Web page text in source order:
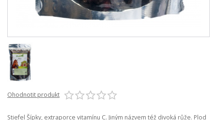
Ohodnotit produkt
Stiefel Šípky, extraporce vitamínu C. Jiným názvem též divoká růže. Plod